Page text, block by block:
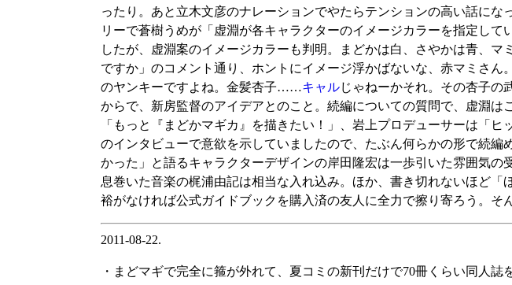
ったり。あと立木文彦のナレーションでやたらテンションの高い話に
リーで蒼樹うめが「虚淵が各キャラクターのイメージカラーを指定し
したが、虚淵案のイメージカラーも判明。まどかは白、さやかは青、
ですか」のコメント通り、ホントにイメージ浮かばないな、赤マミさ
のヤンキーですよね。金髪杏子……キャルじゃねーかそれ。その杏子の
からで、新房監督のアイデアとのこと。続編についての質問で、虚淵
「もっと『まどかマギカ』を描きたい！」、岩上プロデューサーは「
のインタビューで意欲を示していましたので、たぶん何らかの形で続
かった」と語るキャラクターデザインの岸田隆宏は一歩引いた雰囲気
息巻いた音楽の梶浦由記は相当な入れ込み。ほか、書き切れないほど
裕がなければ公式ガイドブックを購入済の友人に全力で擦り寄ろう。
2011-08-22.
・まどマギで完全に箍が外れて、夏コミの新刊だけで70冊くらい同人誌